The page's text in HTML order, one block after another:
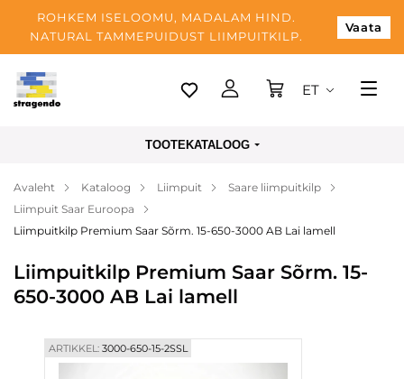
ROHKEM ISELOOMU, MADALAM HIND.
NATURAL TAMMEPUIDUST LIIMPUITKILP.
Vaata
Tallinn
Makse
Meist
Kontaktid
ET
TOOTEKATALOOG
Avaleht Kataloog Liimpuit
Saare liimpuitkilp
Liimpuit Saar Euroopa
Liimpuitkilp Premium Saar Sõrm. 15-650-3000 AB Lai lamell
Liimpuitkilp Premium Saar Sõrm. 15-
650-3000 AB Lai lamell
ARTIKKEL:3000-650-15-2SSL